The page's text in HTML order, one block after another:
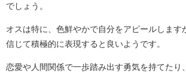
でしょう。
オスは特に、色鮮やかで自分をアピールします
信じて積極的に表現すると良いようです。
恋愛や人間関係で一歩踏み出す勇気を持てたり